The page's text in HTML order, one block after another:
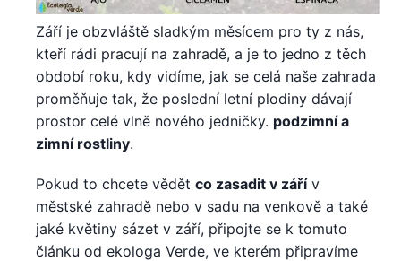
Září je obzvláště sladkým měsícem pro ty z nás,
kteří rádi pracují na zahradě, a je to jedno z těch
období roku, kdy vidíme, jak se celá naše zahrada
proměňuje tak, že poslední letní plodiny dávají
prostor celé vlně nového jedničky. podzimní a
zimní rostliny.
Pokud to chcete vědět co zasadit v zářív
městské zahradě nebo v sadu na venkově a také
jaké květiny sázet v září, připojte se k tomuto
článku od ekologa Verde, ve kterém připravíme